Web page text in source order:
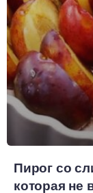
Пирог со
которая не